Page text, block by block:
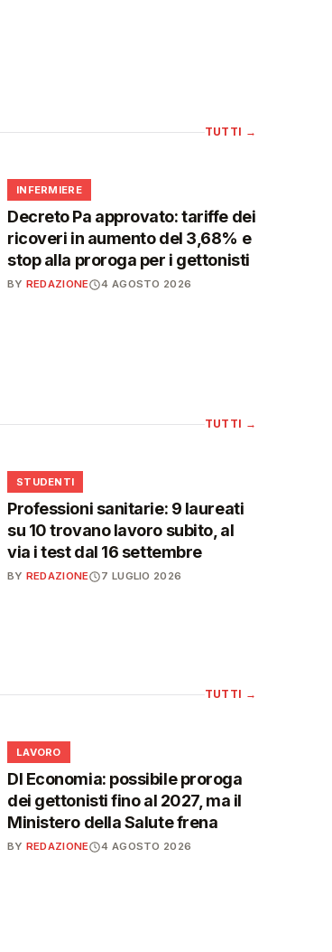
TUTTI →
🩺
INFERMIERE
Decreto Pa approvato: tariffe dei
ricoveri in aumento del 3,68% e
stop alla proroga per i gettonisti
BY REDAZIONE 4 AGOSTO 2026
TUTTI →
🎓
STUDENTI
Professioni sanitarie: 9 laureati
su 10 trovano lavoro subito, al
via i test dal 16 settembre
BY REDAZIONE 7 LUGLIO 2026
TUTTI →
💼
LAVORO
Dl Economia: possibile proroga
dei gettonisti fino al 2027, ma il
Ministero della Salute frena
BY REDAZIONE 4 AGOSTO 2026